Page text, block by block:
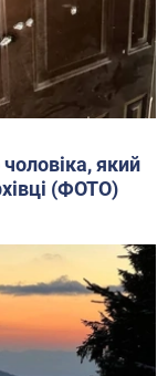
який
(ФОТО)